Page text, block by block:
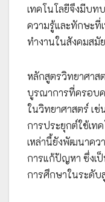
เทคโนโลยีจึงมีบท
ความรู้และทักษะที่
ทำงานในสังคมสมั
หลักสูตรวิทยาศาส
บูรณาการที่ครอบ
ในวิทยาศาสตร์ เช่
การประยุกต์ใช้เท
เหล่านี้ยังพัฒนาคว
การแก้ปัญหา ซึ่งเ
การศึกษาในระดับ